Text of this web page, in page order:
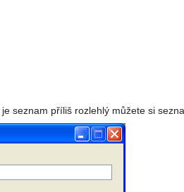
seznam příliš rozlehlý můžete si